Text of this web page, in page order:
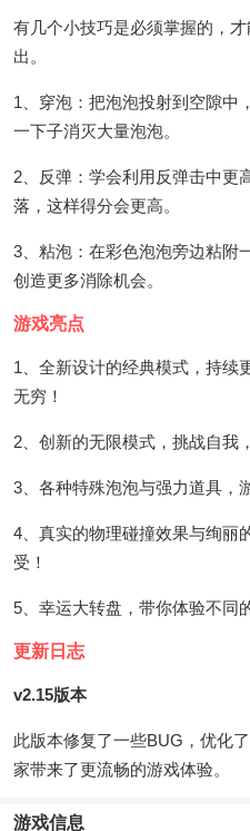
有几个小技巧是必须掌握的，
出。
1、穿泡：把泡泡投射到空隙中
一下子消灭大量泡泡。
2、反弹：学会利用反弹击中更
落，这样得分会更高。
3、粘泡：在彩色泡泡旁边粘附
创造更多消除机会。
游戏亮点
1、全新设计的经典模式，持续
无穷！
2、创新的无限模式，挑战自我
3、各种特殊泡泡与强力道具，
4、真实的物理碰撞效果与绚丽
受！
5、幸运大转盘，带你体验不同
更新日志
v2.15版本
此版本修复了一些BUG，优化
家带来了更流畅的游戏体验。
游戏信息